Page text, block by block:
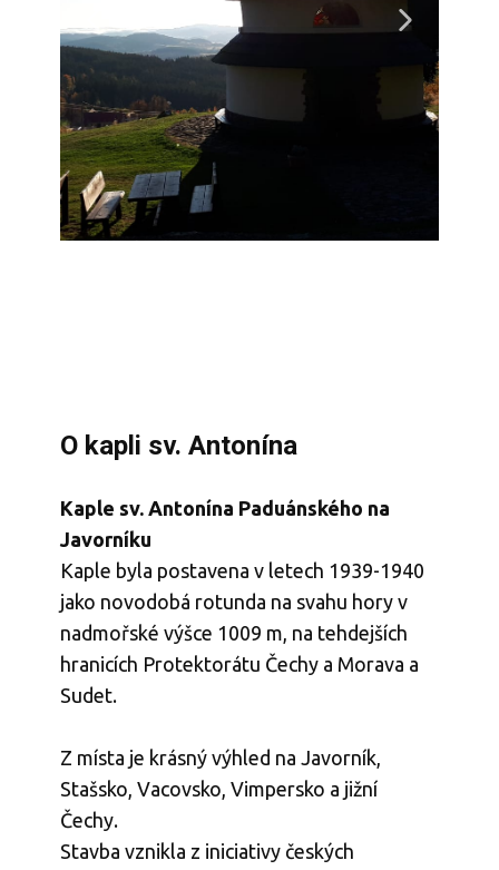
O kapli sv. Antonína
Kaple sv. Antonína Paduánského na
Javorníku
Kaple byla postavena v letech 1939-1940
jako novodobá rotunda na svahu hory v
nadmořské výšce 1009 m, na tehdejších
hranicích Protektorátu Čechy a Morava a
Sudet.
Z místa je krásný výhled na Javorník,
Stašsko, Vacovsko, Vimpersko a jižní
Čechy.
Stavba vznikla z iniciativy českých